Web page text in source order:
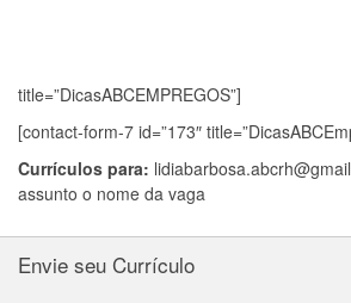
title=”DicasABCEMPREGOS”]
[contact-form-7 id=”173″
Currículos para:
assunto o nome da vaga
Envie seu Currículo